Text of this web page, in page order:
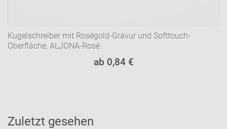
Kugelschreiber mit Roségold-Gravur und Softtouch-
Oberfläche, ALJONA-Rosé
ab 0,84 €
Zuletzt gesehen